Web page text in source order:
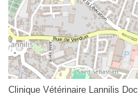
Clinique Vétérinaire Lannilis